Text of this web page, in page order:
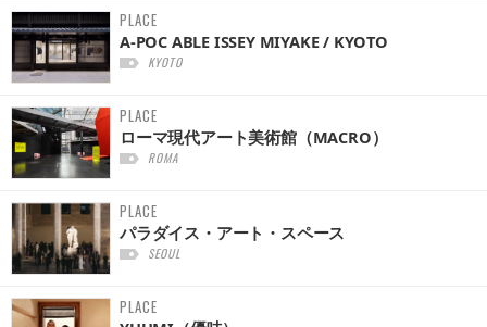
PLACE
A-POC ABLE ISSEY MIYAKE / KYOTO
KYOTO
PLACE
ローマ現代アート美術館（MACRO）
ROMA
PLACE
パラダイス・アート・スペース
SEOUL
PLACE